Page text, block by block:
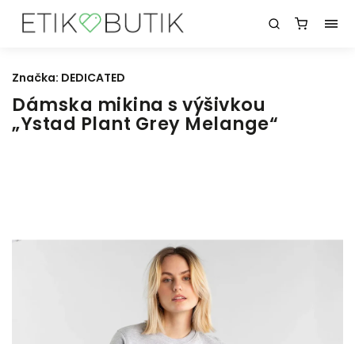
Dámska mikina s výšivkou
„Ystad Plant Grey Melange“
Značka: DEDICATED